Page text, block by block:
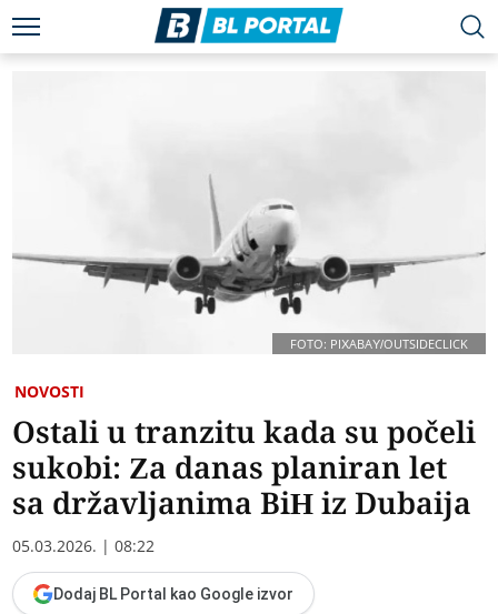
FOTO: PIXABAY/OUTSIDECLICK
NOVOSTI
Ostali u tranzitu kada su počeli
sukobi: Za danas planiran let
sa državljanima BiH iz Dubaija
05.03.2026. | 08:22
Dodaj BL Portal kao Google izvor